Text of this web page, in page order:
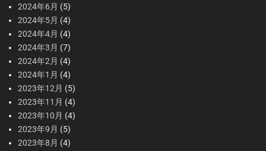
2024年6月 (5)
2024年5月 (4)
2024年4月 (4)
2024年3月 (7)
2024年2月 (4)
2024年1月 (4)
2023年12月 (5)
2023年11月 (4)
2023年10月 (4)
2023年9月 (5)
2023年8月 (4)